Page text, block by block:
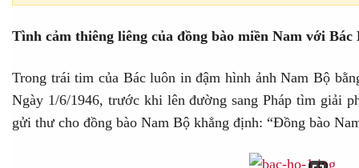
Tình cảm thiêng liêng của đồng bào miền Nam với Bác
Trong trái tim của Bác luôn in đậm hình ảnh Nam Bộ
Ngày 1/6/1946, trước khi lên đường sang Pháp tìm giải
gửi thư cho đồng bào Nam Bộ khẳng định: “Đồng bào